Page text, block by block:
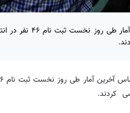
نهاوند - فرماندار نهاوند
کردند.